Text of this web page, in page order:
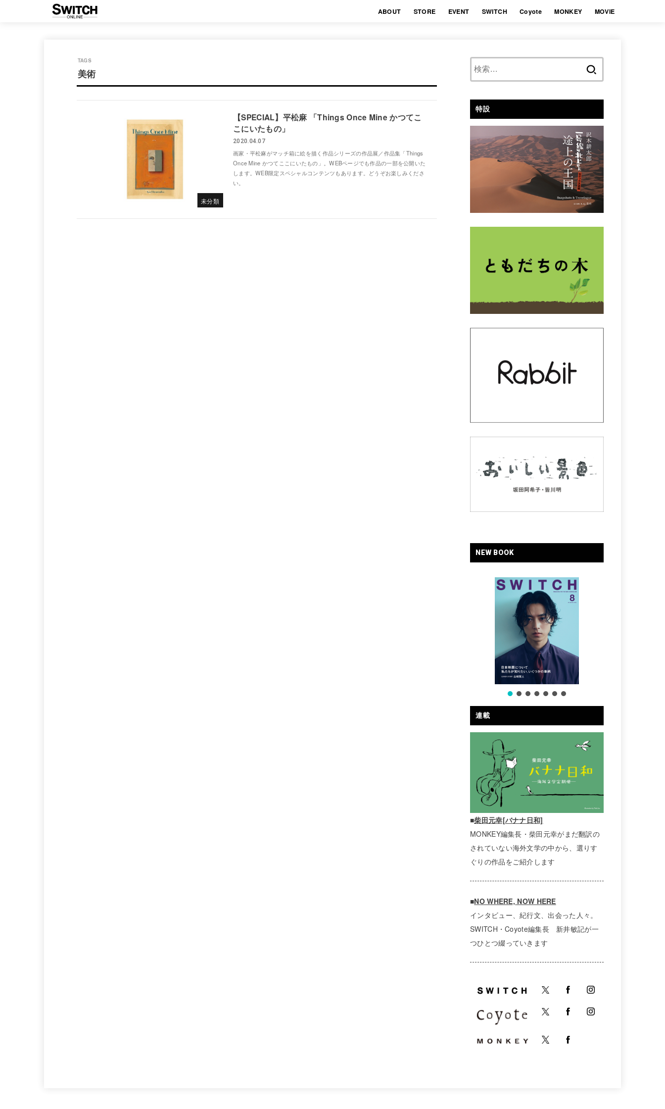
ABOUT STORE EVENT SWITCH Coyote MONKEY MOVIE
美術
未分類
【SPECIAL】平松麻 「Things Once Mine かつてこ
こにいたもの」
2020.04.07
画家・平松麻がマッチ箱に絵を描く作品シリーズの作品展／作品集「Things
Once Mine かつてここにいたもの」。WEBページでも作品の一部を公開いた
します。WEB限定スペシャルコンテンツもあります。どうぞお楽しみくださ
い。
特設
NEW BOOK
連載
■柴田元幸[バナナ日和]
MONKEY編集長・柴田元幸がまだ翻訳の
されていない海外文学の中から、選りす
ぐりの作品をご紹介します
■NO WHERE, NOW HERE
インタビュー、紀行文、出会った人々。
SWITCH・Coyote編集長 新井敏記が一
つひとつ綴っていきます